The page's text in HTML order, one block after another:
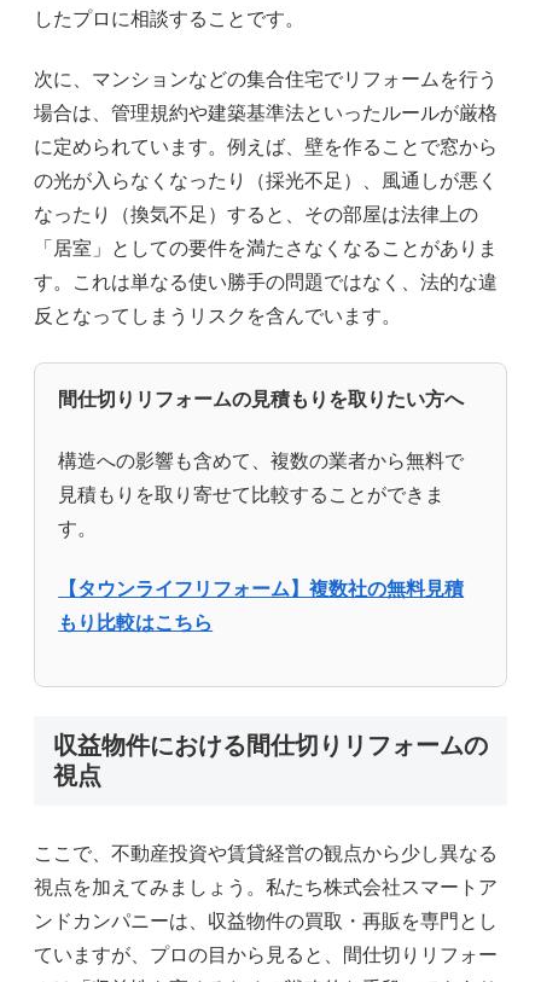
したプロに相談することです。
次に、マンションなどの集合住宅でリフォームを行う
場合は、管理規約や建築基準法といったルールが厳格
に定められています。例えば、壁を作ることで窓から
の光が入らなくなったり（採光不足）、風通しが悪く
なったり（換気不足）すると、その部屋は法律上の
「居室」としての要件を満たさなくなることがありま
す。これは単なる使い勝手の問題ではなく、法的な違
反となってしまうリスクを含んでいます。
間仕切りリフォームの見積もりを取りたい方へ
構造への影響も含めて、複数の業者から無料で
見積もりを取り寄せて比較することができま
す。
【タウンライフリフォーム】複数社の無料見積
もり比較はこちら
収益物件における間仕切りリフォームの
視点
ここで、不動産投資や賃貸経営の観点から少し異なる
視点を加えてみましょう。私たち株式会社スマートア
ンドカンパニーは、収益物件の買取・再販を専門とし
ていますが、プロの目から見ると、間仕切りリフォー